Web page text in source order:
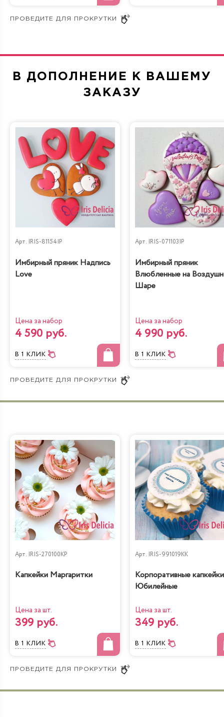
телефону в Москве +7 (495) 636-29-32.
Сладкий Час — главное украшение стола на вашем
натуральные продукты. Выберите самую вкусную
начинку, определитесь с оформлением и оформляйте
заказ! Минимальный вес торта: 2 кг.
примерную стоимость и свяжемся с вами. Забрать
готовое кондитерское изделие можно в нашем офисе.
Срок изготовления — от 3 суток.
Не можете определиться? Запишитесь на бесплатную
дегустацию и попробуйте наши десерты на вкус!
В ДОПОЛНЕНИЕ К ВАШЕМУ
ЗАКАЗУ
Арт. IRIS-81154IP
Имбирный пряник Надпись
Love
Цена за набор
4 590 руб.
В 1 КЛИК
Арт. IRIS-071103IP
Имбирный пряник
Влюбленные на
Шаре
Цена за набор
4 990 руб.
В 1 КЛИК
Арт. IRIS-270100KP
Капкейки Маргаритки
Цена за шт.
399 руб.
В 1 КЛИК
Арт. IRIS-991019KK
Корпоративные капкейки
Юбилейные
Цена за шт.
349 руб.
В 1 КЛИК